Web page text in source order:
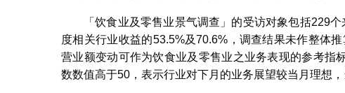
「饮食业及零售业景气调查」的受访对象包括229
度相关行业收益的53.5%及70.6%，调查结果未作整体
营业额变动可作为饮食业及零售业之业务表现的参考指
数数值高于50，表示行业对下月的业务展望较当月理想